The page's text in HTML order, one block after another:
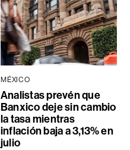
MÉXICO
Analistas prevén que
Banxico deje sin cambio
la tasa mientras
inflación baja a 3,13% en
julio